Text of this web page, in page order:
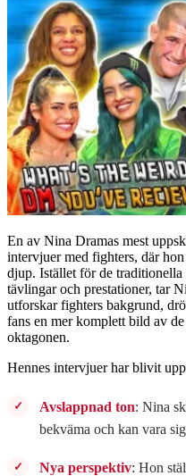
En av Nina Dramas mest
intervjuer med fighters, där
djup. Istället för de
tävlingar och prestationer, tar
utforskar fighters bakgrund,
fans en mer komplett bild av
oktagonen.
Hennes intervjuer har blivit
Avslappnad ton: Nina
bekväma och kan vara
Nya perspektiv: Hon